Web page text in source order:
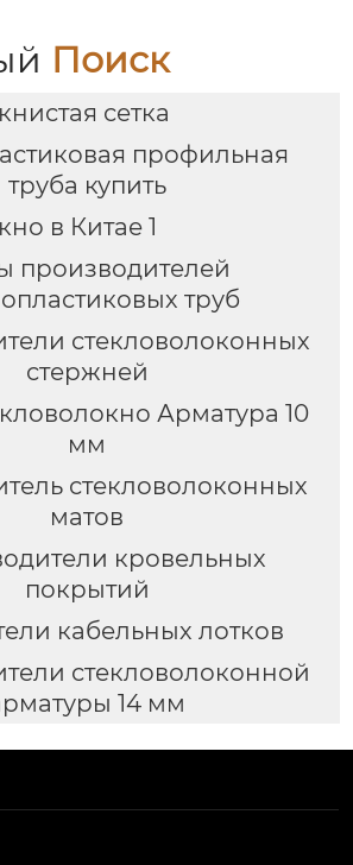
Поиск
сетка
профильная
труба купить
в Китае 1
производителей
труб
стекловолоконных
стержней
Арматура 10
мм
стекловолоконных
матов
кровельных
покрытий
кабельных лотков
стекловолоконной
14 мм